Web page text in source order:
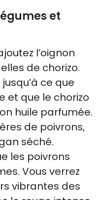
et
l’oignon
de chorizo.
ce que
et que le chorizo
huile parfumée.
de poivrons,
séché.
les poivrons
Vous verrez
vibrantes des